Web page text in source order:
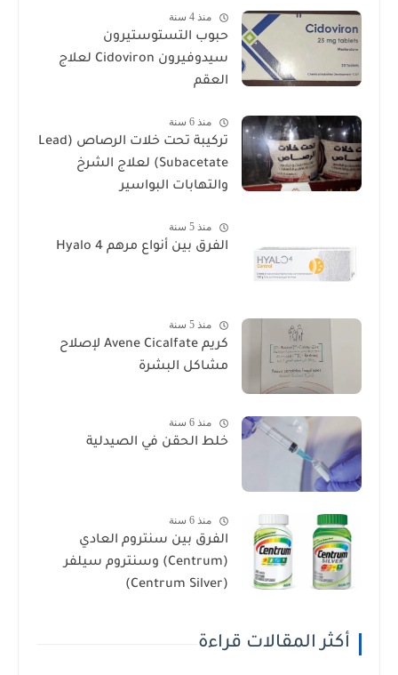
منذ 4 سنة
حبوب التستوستيرون
سيدوفيرون Cidoviron لعلاج
العقم
منذ 6 سنة
تركيبة تحت خلات الرصاص (Lead
Subacetate) لعلاج الشرخ
والتهابات البواسير
منذ 5 سنة
الفرق بين أنواع مرهم Hyalo 4
منذ 5 سنة
كريم Avene Cicalfate لإصلاح
مشاكل البشرة
منذ 6 سنة
خلط الحقن في الصيدلية
منذ 6 سنة
الفرق بين سنتروم العادي
(Centrum) وسنتروم سيلفر
(Centrum Silver)
أكثر المقالات قراءة